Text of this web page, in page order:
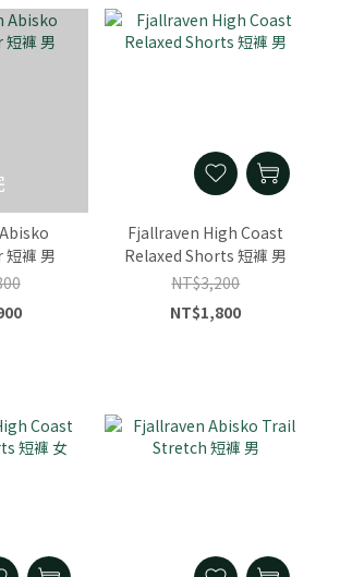
褲 男
Fjallraven High Coast
Relaxed Shorts 短褲 男
NT$3,200
NT$1,800